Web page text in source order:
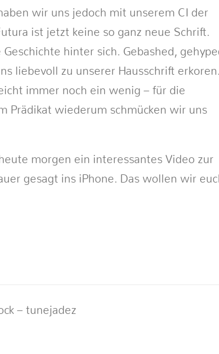
wir uns jedoch mit unserem CI der
ist jetzt keine so ganz neue Schrift.
hinter sich. Gebashed,
liebevoll zu unserer Hausschrift erkoren.
immer noch ein wenig – für die
Prädikat wiederum schmücken wir uns
morgen ein interessantes Video zur
gesagt ins iPhone. Das wollen wir
– tunejadez